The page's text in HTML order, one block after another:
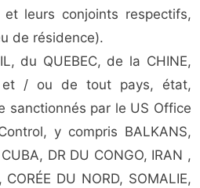
leurs conjoints respectifs,
de résidence).
du QUEBEC, de la CHINE,
et / ou de tout pays, état,
sanctionnés par le US Office
y compris BALKANS,
DR DU CONGO, IRAN ,
CORÉE DU NORD, SOMALIE,